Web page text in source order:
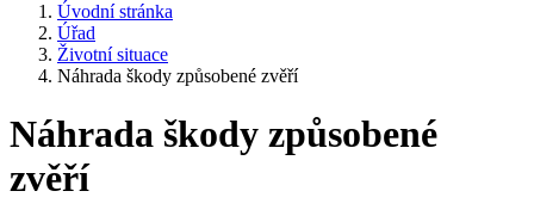
Úvodní stránka
Úřad
Životní situace
Náhrada škody způsobené zvěří
Náhrada škody způsobené
zvěří